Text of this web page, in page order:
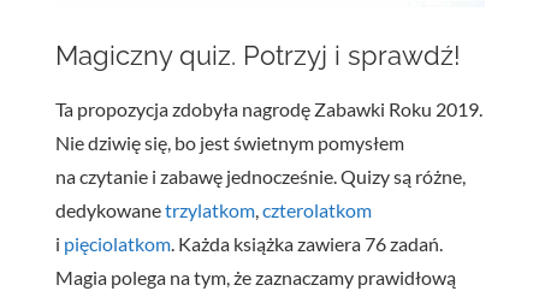
Magiczny quiz. Potrzyj i sprawdź!
Ta propozycja zdobyła nagrodę Zabawki Roku 2019.
Nie dziwię się, bo jest świetnym pomysłem
na czytanie i zabawę jednocześnie. Quizy są różne,
dedykowanetrzylatkom,czterolatkom
i pięciolatkom. Każda książka zawiera 76 zadań.
Magia polega na tym, że zaznaczamy prawidłową